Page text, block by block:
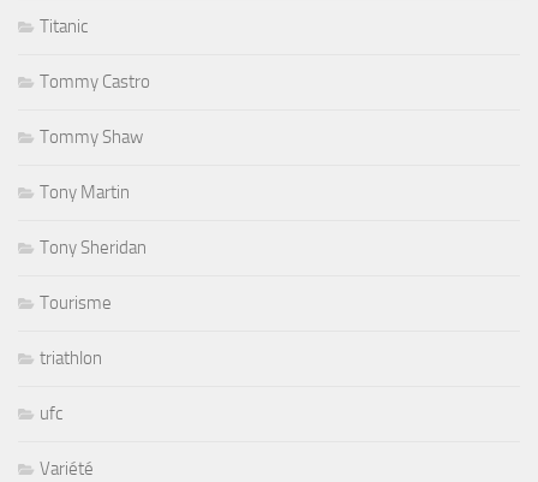
Titanic
Tommy Castro
Tommy Shaw
Tony Martin
Tony Sheridan
Tourisme
triathlon
ufc
Variété